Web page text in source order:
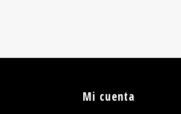
Mi cuenta